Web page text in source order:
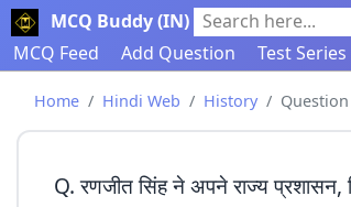
MCQ Buddy (IN) Search here...
MCQ Feed
Add Question Test Series
Home Hindi Web History Question
Q. रणजीत सिंह ने अपने राज्य प्रशासन,